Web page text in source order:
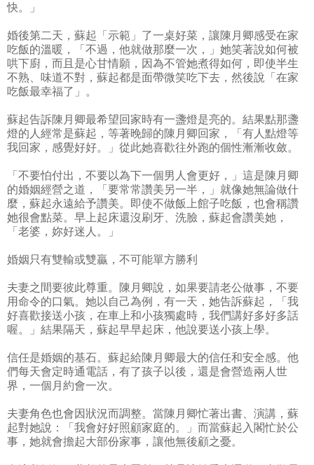
快。」
婚後第二天，蘇起「示範」了一桌好菜，讓陳月卿感受在家
吃飯的溫暖，「不過，他就做那麼一次，」她笑著說如何被
哄下廚，而且是心甘情願，因為不管她煮得如何，即使半生
不熟、味道不對，蘇起都是面帶微笑吃下去，然後說「在家
吃飯最幸福了」。
蘇起告訴陳月卿最希望回家時有一盞燈是亮的。結果點那盞
燈的人經常是蘇起，等著晚歸的陳月卿回家，「有人點燈等
我回家，感覺好好。」從此她喜歡往外跑的個性漸漸收斂。
「不要怕付出，不要以為下一個男人會更好，」這是陳月卿
的婚姻經營之道，「要常常讚美另一半，」就像她無論做什
麼，蘇起永遠給予讚美。即使不做飯上館子吃飯，也會稱讚
她很會點菜。早上起床還沒刷牙、洗臉，蘇起會讚美她，
「老婆，妳好迷人。」
婚姻只有雙輸或雙贏，不可能單方勝利
夫妻之間要彼此尊重。陳月卿說，如果要請老公做事，不要
用命令的口氣。她以自己為例，有一天，她告訴蘇起，「我
好喜歡接送小孩，在車上和小孩獨處時，我們講好多好多話
喔。」結果隔天，蘇起早早起床，他說要送小孩上學。
信任是婚姻的基石。蘇起給陳月卿最大的信任和安全感。他
們每天會定時通電話，有了孩子以後，還是會營造兩人世
界，一個月約會一次。
夫妻角色也會因狀況而調整。當陳月卿忙著出書、演講，蘇
起對她說：「我會好好照顧家庭的。」而當蘇起入閣忙於公
事，她就會擔起大部份家事，讓他無後顧之憂。